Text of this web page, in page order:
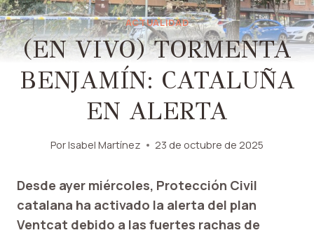
ACTUALIDAD
(EN VIVO) TORMENTA
BENJAMÍN: CATALUÑA
EN ALERTA
PorIsabel Martínez 23 de octubre de 2025
Desde ayer miércoles, Protección Civil
catalana ha activado la alerta del plan
Ventcat debido a las fuertes rachas de